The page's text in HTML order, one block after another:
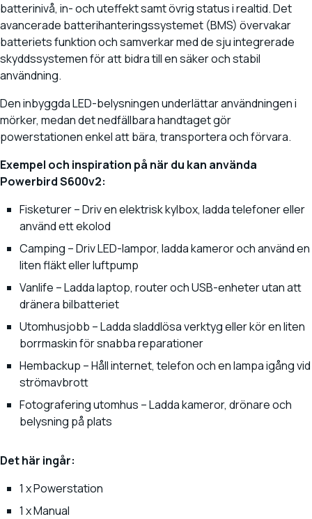
batterinivå, in- och uteffekt samt övrig status i realtid. Det
avancerade batterihanteringssystemet (BMS) övervakar
batteriets funktion och samverkar med de sju integrerade
skyddssystemen för att bidra till en säker och stabil
användning.
Den inbyggda LED-belysningen underlättar användningen i
mörker, medan det nedfällbara handtaget gör
powerstationen enkel att bära, transportera och förvara.
Exempel och inspiration på när du kan använda
Powerbird S600v2:
Fisketurer – Driv en elektrisk kylbox, ladda telefoner eller
använd ett ekolod
Camping – Driv LED-lampor, ladda kameror och använd en
liten fläkt eller luftpump
Vanlife – Ladda laptop, router och USB-enheter utan att
dränera bilbatteriet
Utomhusjobb – Ladda sladdlösa verktyg eller kör en liten
borrmaskin för snabba reparationer
Hembackup – Håll internet, telefon och en lampa igång vid
strömavbrott
Fotografering utomhus – Ladda kameror, drönare och
belysning på plats
Det här ingår:
1 x Powerstation
1 x Manual